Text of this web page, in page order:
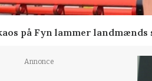
på Fyn lammer landmænds
Annonce